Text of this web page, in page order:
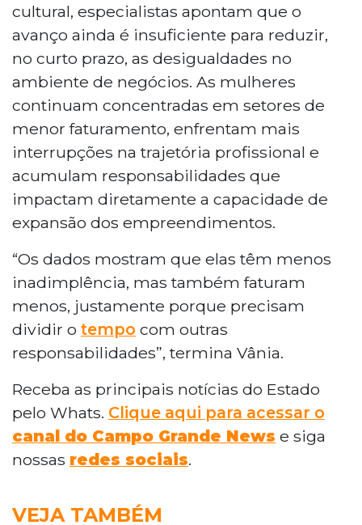
cultural, especialistas apontam que o
avanço ainda é insuficiente para reduzir,
no curto prazo, as desigualdades no
ambiente de negócios. As mulheres
continuam concentradas em setores de
menor faturamento, enfrentam mais
interrupções na trajetória profissional e
acumulam responsabilidades que
impactam diretamente a capacidade de
expansão dos empreendimentos.
“Os dados mostram que elas têm menos
inadimplência, mas também faturam
menos, justamente porque precisam
dividir o tempo com outras
responsabilidades”, termina Vânia.
Receba as principais notícias do Estado
pelo Whats. Clique aqui para acessar o
canal do Campo Grande News e siga
nossas redes sociais.
VEJA TAMBÉM